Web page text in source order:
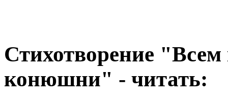
Стихотворение
конюшни" - читать: